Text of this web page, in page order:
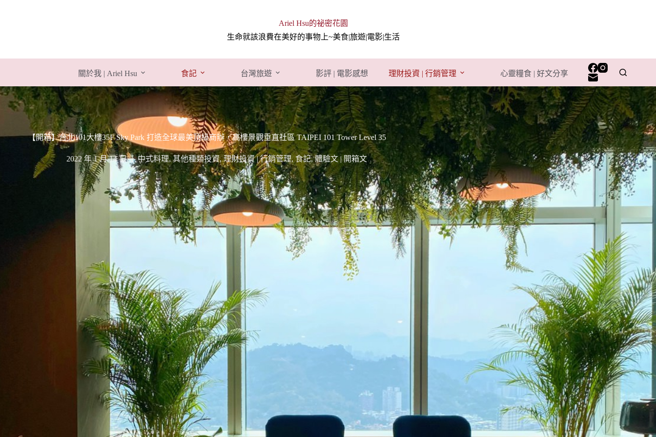
Ariel Hsu的祕密花園
生命就該浪費在美好的事物上~美食|旅遊|電影|生活
關於我 | Ariel Hsu 食記 台灣旅遊 影評 | 電影感想 理財投資 | 行銷管理 心靈糧食 | 好文分享
【開箱】台北101大樓35F Sky Park 打造全球最美頂級商辦，高樓景觀垂直社區 TAIPEI 101 Tower Level 35
2022 年 1 月 14 日 中式料理,其他種類投資,理財投資 | 行銷管理, 食記,體驗文 | 開箱文